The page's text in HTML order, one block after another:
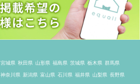
宮城県 秋田県 山形県 福島県 茨城県 栃木県 群馬県
神奈川県 新潟県 富山県 石川県 福井県 山梨県 長野県